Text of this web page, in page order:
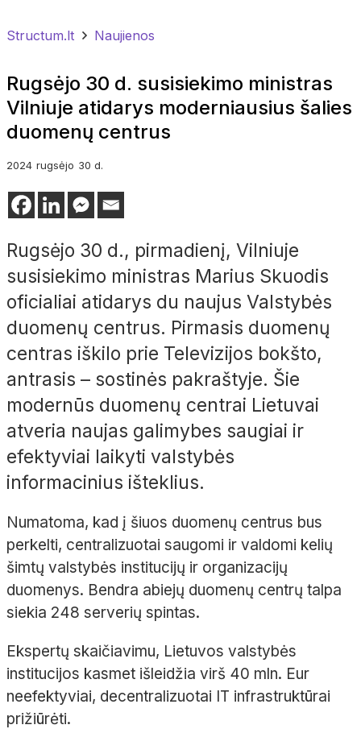
Structum.lt Naujienos
Rugsėjo 30 d. susisiekimo ministras
Vilniuje atidarys moderniausius šalies
duomenų centrus
2024 rugsėjo 30 d.
Rugsėjo 30 d., pirmadienį, Vilniuje
susisiekimo ministras Marius Skuodis
oficialiai atidarys du naujus Valstybės
duomenų centrus. Pirmasis duomenų
centras iškilo prie Televizijos bokšto,
antrasis – sostinės pakraštyje. Šie
modernūs duomenų centrai Lietuvai
atveria naujas galimybes saugiai ir
efektyviai laikyti valstybės
informacinius išteklius.
Numatoma, kad į šiuos duomenų centrus bus
perkelti, centralizuotai saugomi ir valdomi kelių
šimtų valstybės institucijų ir organizacijų
duomenys. Bendra abiejų duomenų centrų talpa
siekia 248 serverių spintas.
Ekspertų skaičiavimu, Lietuvos valstybės
institucijos kasmet išleidžia virš 40 mln. Eur
neefektyviai, decentralizuotai IT infrastruktūrai
prižiūrėti.